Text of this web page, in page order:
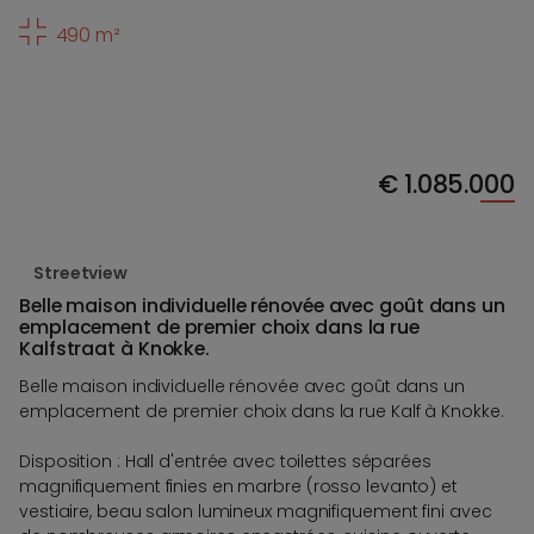
490 m²
€1.085.000
Streetview
Belle maison individuelle rénovée avec goût dans un
emplacement de premier choix dans la rue
Kalfstraat à Knokke.
Belle maison individuelle rénovée avec goût dans un
emplacement de premier choix dans la rue Kalf à Knokke.
Disposition : Hall d'entrée avec toilettes séparées
magnifiquement finies en marbre (rosso levanto) et
vestiaire, beau salon lumineux magnifiquement fini avec